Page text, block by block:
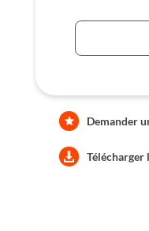
Demander
Télécharger